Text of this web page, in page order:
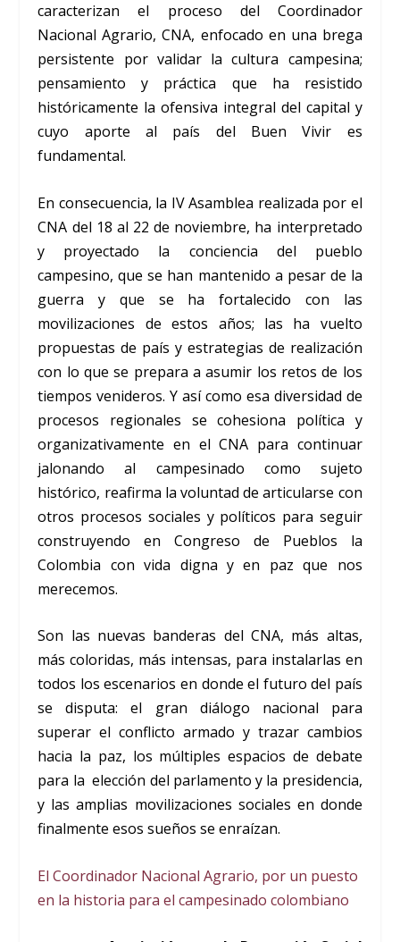
caracterizan el proceso del Coordinador
Nacional Agrario, CNA, enfocado en una brega
persistente por validar la cultura campesina;
pensamiento y práctica que ha resistido
históricamente la ofensiva integral del capital y
cuyo aporte al país del Buen Vivir es
fundamental.
En consecuencia, la IV Asamblea realizada por el
CNA del 18 al 22 de noviembre, ha interpretado
y proyectado la conciencia del pueblo
campesino, que se han mantenido a pesar de la
guerra y que se ha fortalecido con las
movilizaciones de estos años; las ha vuelto
propuestas de país y estrategias de realización
con lo que se prepara a asumir los retos de los
tiempos venideros. Y así como esa diversidad de
procesos regionales se cohesiona política y
organizativamente en el CNA para continuar
jalonando al campesinado como sujeto
histórico, reafirma la voluntad de articularse con
otros procesos sociales y políticos para seguir
construyendo en Congreso de Pueblos la
Colombia con vida digna y en paz que nos
merecemos.
Son las nuevas banderas del CNA, más altas,
más coloridas, más intensas, para instalarlas en
todos los escenarios en donde el futuro del país
se disputa: el gran diálogo nacional para
superar el conflicto armado y trazar cambios
hacia la paz, los múltiples espacios de debate
para la elección del parlamento y la presidencia,
y las amplias movilizaciones sociales en donde
finalmente esos sueños se enraízan.
El Coordinador Nacional Agrario, por un puesto
en la historia para el campesinado colombiano